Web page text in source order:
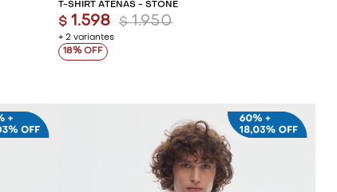
T-SHIRT ATENAS - STONE
+ 2 variantes
$ 1.598 $ 1.950
18